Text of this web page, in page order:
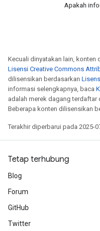
Apakah
Kecuali dinyatakan lain, konten
Lisensi Creative Commons
dilisensikan berdasarkan
informasi selengkapnya, baca
adalah merek dagang terdaftar
Beberapa konten dilisensikan
Terakhir diperbarui pada 2025-
Tetap terhubung
Blog
Forum
GitHub
Twitter